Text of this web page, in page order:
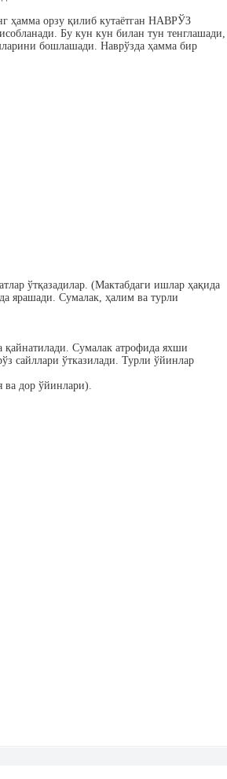
ҳамма орзу қилиб кутаётган НАВРЎЗ
Бу кун кун билан тун тенглашади,
бошлашади. Наврўзда ҳамма бир
ўтқазадилар. (Мактабдаги ишлар ҳақида
ярашади. Сумалак, ҳалим ва турли
Сумалак атрофида яхши
сайллари ўтказилади. Турли ўйинлар
ва дор ўйинлари).